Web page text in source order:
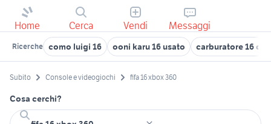
Home Cerca Vendi Messaggi
Ricerche como luigi 16 ooni karu 16 usato carburatore 16
Subito Console e videogiochi fifa 16 xbox 360
Cosa cerchi?